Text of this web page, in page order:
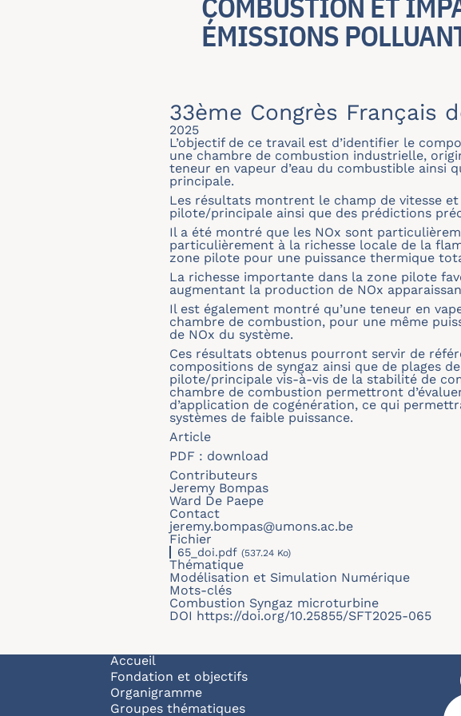
ÉMISSIONS
33ème Congrès Français
2025
L’objectif de ce travail est d’identifier le
une chambre de combustion industrielle,
teneur en vapeur d’eau du combustible
principale.
Les résultats montrent le champ de vitesse
pilote/principale ainsi que des prédictions
Il a été montré que les NOx sont
particulièrement à la richesse locale de la
zone pilote pour une puissance thermique
La richesse importante dans la zone pilote
augmentant la production de NOx
Il est également montré qu’une teneur en
chambre de combustion, pour une même
de NOx du système.
Ces résultats obtenus pourront servir de
compositions de syngaz ainsi que de plages
pilote/principale vis-à-vis de la stabilité de
chambre de combustion permettront
d’application de cogénération, ce qui
systèmes de faible puissance.
Article
PDF : download
Contributeurs
Jeremy Bompas
Ward De Paepe
Contact
jeremy.bompas@umons.ac.be
Fichier
65_doi.pdf (537.24 Ko)
Thématique
Modélisation et Simulation Numérique
Mots-clés
Combustion Syngaz microturbine
DOI https://doi.org/10.25855/SFT2025-065
Navigation principale
Accueil
Fondation et objectifs
Organigramme
Groupes thématiques